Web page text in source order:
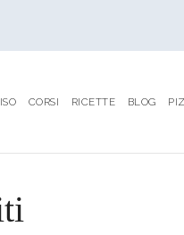
CORSI RICETTE BLOG